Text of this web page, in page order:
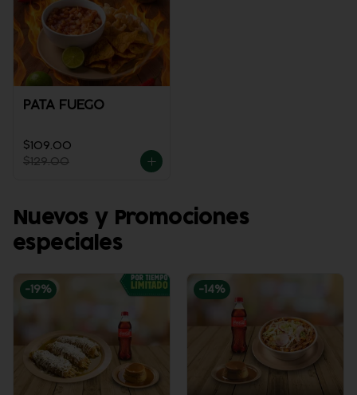
PATA FUEGO
$109.00
$129.00
Nuevos y Promociones
especiales
-19% -14%